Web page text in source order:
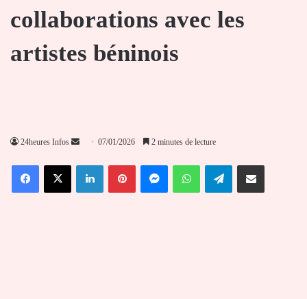
collaborations avec les
artistes béninois
24heures Infos
Envoyer
courriel
07/01/2026 2 minutes de lecture
FacebookX LinkedinPinterestMessengerWhatsAppTelegramPartager par email